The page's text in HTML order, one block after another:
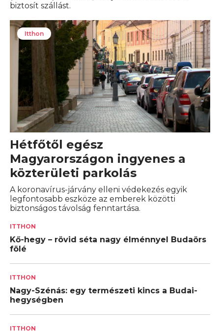
biztosít szállást.
Itthon
Hétfőtől egész
Magyarországon ingyenes a
közterületi parkolás
A koronavírus-járvány elleni védekezés egyik
legfontosabb eszköze az emberek közötti
biztonságos távolság fenntartása.
ITTHON
Kő-hegy – rövid séta nagy élménnyel Budaörs
fölé
ITTHON
Nagy-Szénás: egy természeti kincs a Budai-
hegységben
ITTHON